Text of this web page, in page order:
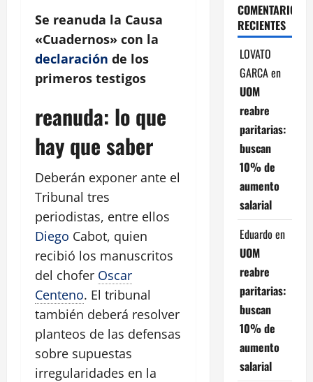
Se reanuda la Causa
«Cuadernos» con la
declaración de los
primeros testigos
reanuda: lo que
hay que saber
Deberán exponer ante el
Tribunal tres
periodistas, entre ellos
Diego Cabot, quien
recibió los manuscritos
del chofer Oscar
Centeno. El tribunal
también deberá resolver
planteos de las defensas
sobre supuestas
irregularidades en la
COMENTARIOS
RECIENTES
LOVATO
GARCAen
UOM
reabre
paritarias:
buscan
10% de
aumento
salarial
Eduardo en
UOM
reabre
paritarias:
buscan
10% de
aumento
salarial